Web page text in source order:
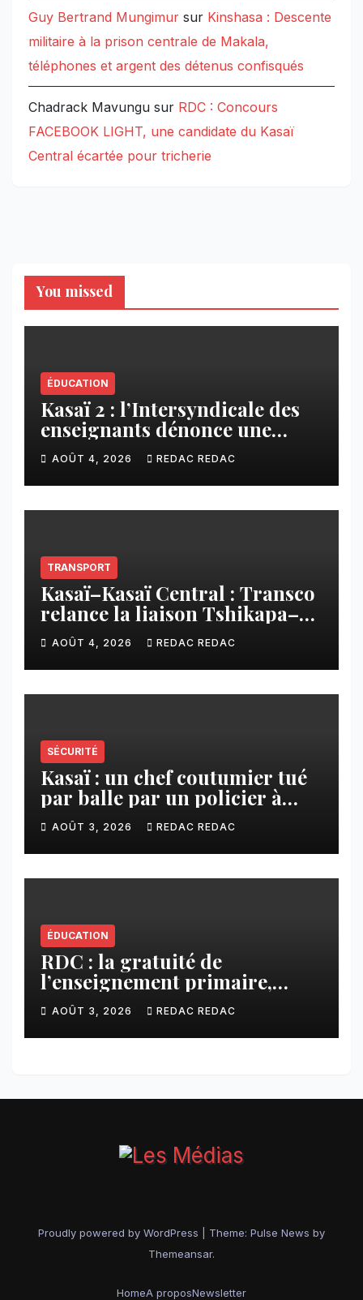
Guy Bertrand Mungimur sur Kinshasa : Descente
militaire à la prison centrale de Makala,
téléphones et argent des détenus confisqués
Chadrack Mavungu sur RDC : Concours
FACEBOOK LIGHT, une candidate du Kasaï
Central écartée pour tricherie
You missed
ÉDUCATION
Kasaï 2 : l’Intersyndicale des
enseignants dénonce une
contribution financière
imposée aux écoles de la
CNCA
AOÛT 4, 2026 REDAC REDAC
TRANSPORT
Kasaï–Kasaï Central : Transco
relance la liaison Tshikapa–
Tshiamu pour faciliter les
échanges
AOÛT 4, 2026 REDAC REDAC
SÉCURITÉ
Kasaï : un chef coutumier tué
par balle par un policier à
Kamuesha, la tension monte
AOÛT 3, 2026 REDAC REDAC
ÉDUCATION
RDC : la gratuité de
l’enseignement primaire,
vision phare du Président
Félix Tshisekedi réaffirmée
par une circulaire du
AOÛT 3, 2026 REDAC REDAC
Proudly powered by WordPress Theme: Pulse News by
Themeansar.
HomeA proposNewsletter